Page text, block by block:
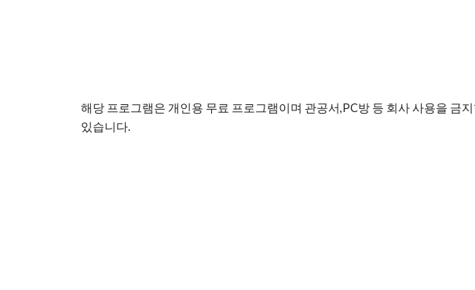
해당 프로그램은 개인용 무료 프로그램이며 관공서,PC방 등 회사 사용을
있습니다.